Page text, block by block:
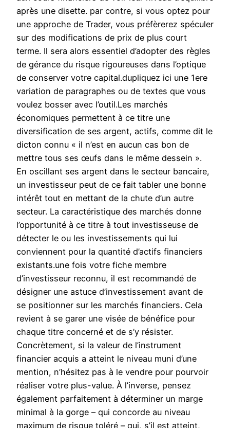
après une disette. par contre, si vous optez pour
une approche de Trader, vous préfèrerez spéculer
sur des modifications de prix de plus court
terme. Il sera alors essentiel d’adopter des règles
de gérance du risque rigoureuses dans l’optique
de conserver votre capital.dupliquez ici une 1ere
variation de paragraphes ou de textes que vous
voulez bosser avec l’outil.Les marchés
économiques permettent à ce titre une
diversification de ses argent, actifs, comme dit le
dicton connu « il n’est en aucun cas bon de
mettre tous ses œufs dans le même dessein ».
En oscillant ses argent dans le secteur bancaire,
un investisseur peut de ce fait tabler une bonne
intérêt tout en mettant de la chute d’un autre
secteur. La caractéristique des marchés donne
l’opportunité à ce titre à tout investisseuse de
détecter le ou les investissements qui lui
conviennent pour la quantité d’actifs financiers
existants.une fois votre fiche membre
d’investisseur reconnu, il est recommandé de
désigner une astuce d’investissement avant de
se positionner sur les marchés financiers. Cela
revient à se garer une visée de bénéfice pour
chaque titre concerné et de s’y résister.
Concrètement, si la valeur de l’instrument
financier acquis a atteint le niveau muni d’une
mention, n’hésitez pas à le vendre pour pourvoir
réaliser votre plus-value. À l’inverse, pensez
également parfaitement à déterminer un marge
minimal à la gorge – qui concorde au niveau
maximum de risque toléré – qui, s’il est atteint,